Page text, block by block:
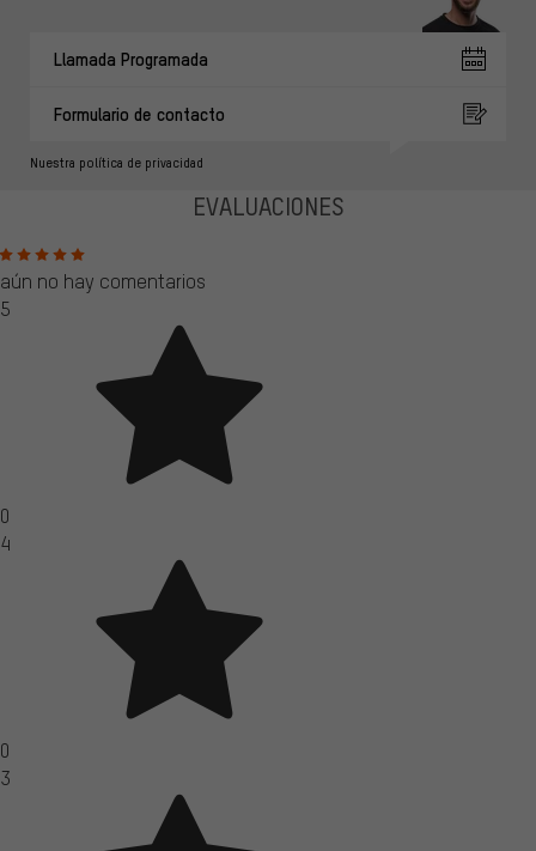
Llamada Programada
Formulario de contacto
Nuestra política de privacidad
EVALUACIONES
aún no hay comentarios
5
0
4
0
3